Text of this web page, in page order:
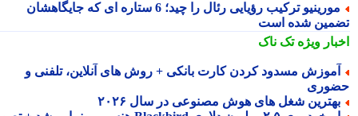
مورینیو ترکیب رؤیایی رئال را چید؛ 6 ستاره ای که جایگاهشان
شده است
ویژهتک ناک
مسدود کردن کارت بانکی + روش های آنلاین، تلفنی و
شغل های هوش مصنوعی در سال ۲۰۲۶